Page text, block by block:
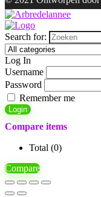
Search for:
Log In
Username
Password
Remember me
Login
Compare items
Total (0)
Compare